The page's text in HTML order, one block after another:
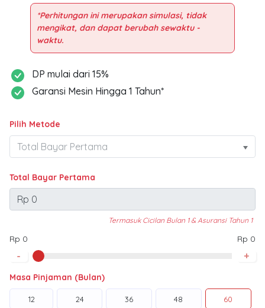
*Perhitungan ini merupakan simulasi, tidak
mengikat, dan dapat berubah sewaktu -
DP mulai dari 15%
Garansi Mesin Hingga 1 Tahun*
Pilih Metode
Total Bayar Pertama
Termasuk Cicilan Bulan 1 & Asuransi Tahun 1
Rp 0 Rp 0
- +
Masa Pinjaman (Bulan)
12 24 36 48 60